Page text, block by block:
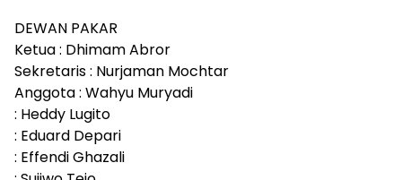
DEWAN PAKAR
Ketua : Dhimam Abror
Sekretaris : Nurjaman Mochtar
Anggota : Wahyu Muryadi
: Heddy Lugito
: Eduard Depari
: Effendi Ghazali